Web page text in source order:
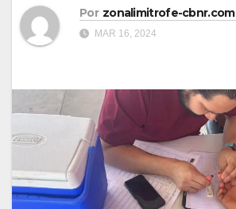
Por zonalimitrofe-cbnr.com
MAR 16, 2024